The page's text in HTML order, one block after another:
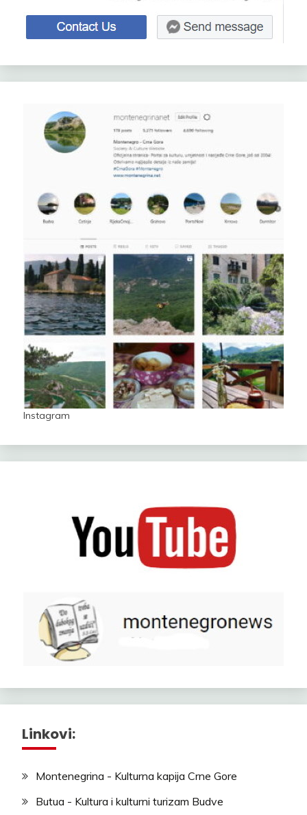
Instagram
Linkovi:
Montenegrina - Kulturna kapija Crne Gore
Butua - Kultura i kulturni turizam Budve